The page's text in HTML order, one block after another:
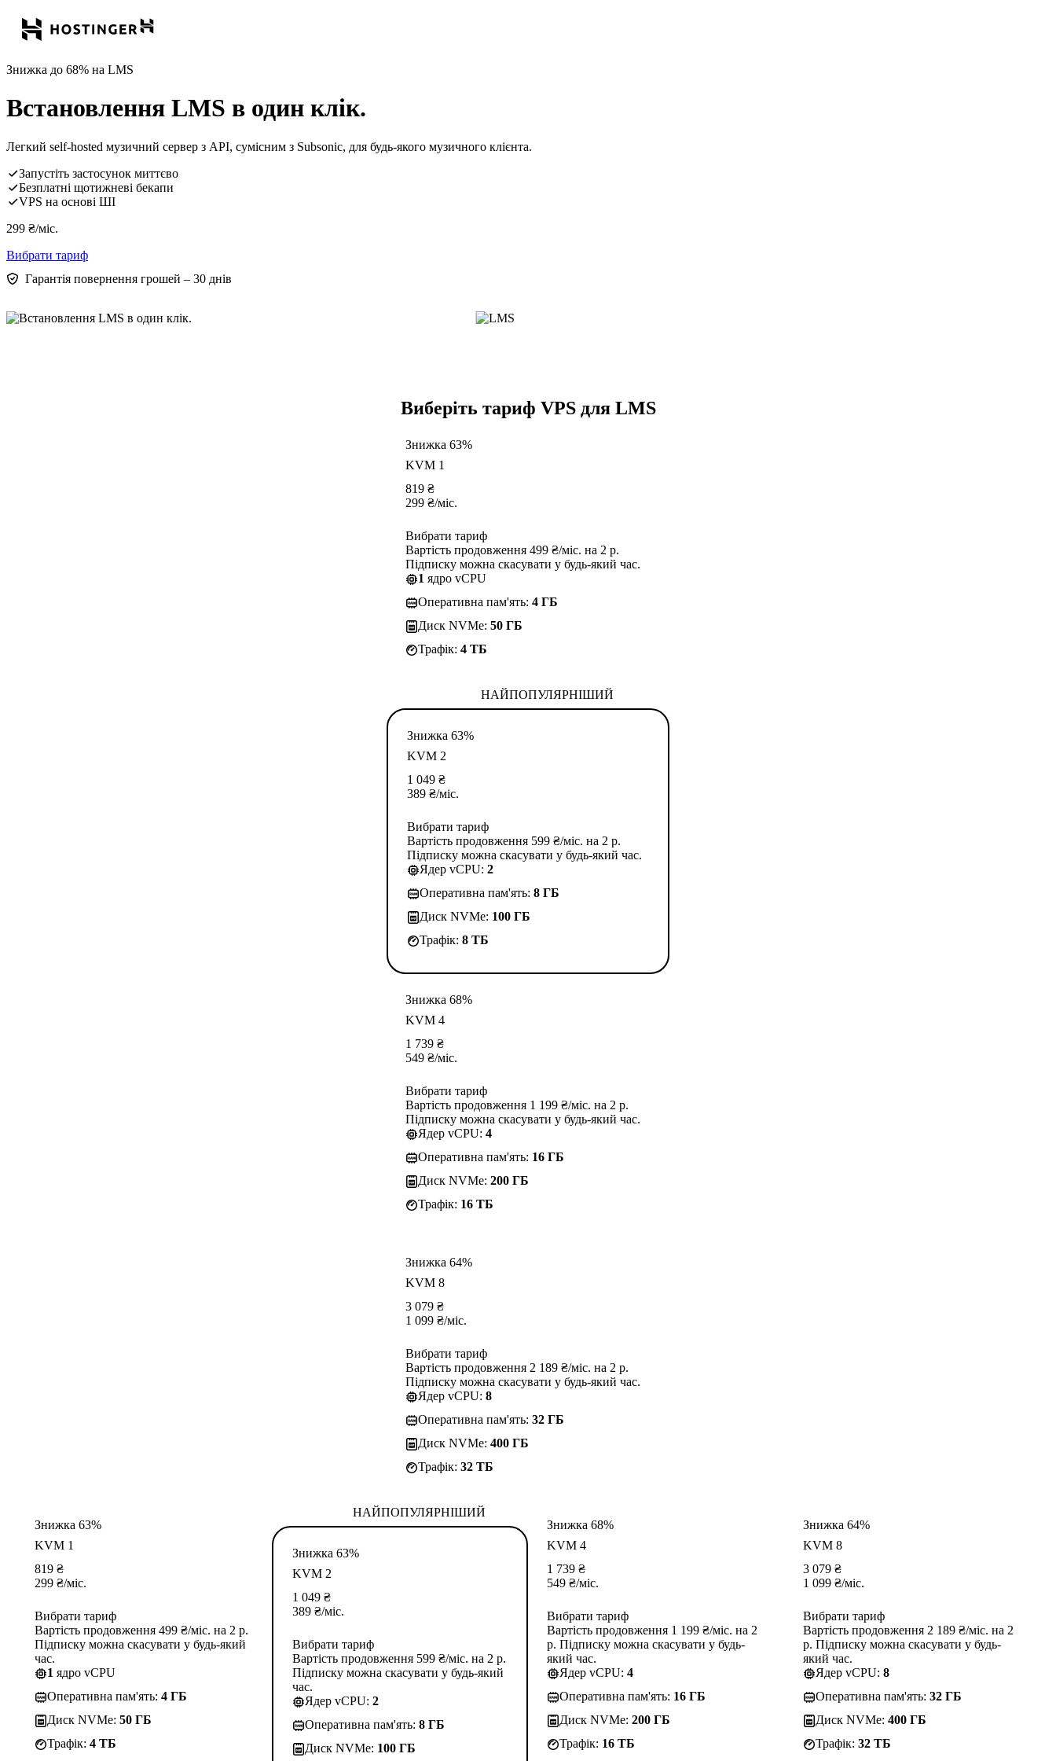
Знижка до 68% на LMS
Встановлення LMS в один клік.
Легкий self-hosted музичний сервер з API, сумісним з Subsonic, для будь-якого музичного клієнта.
Запустіть застосунок миттєво
Безплатні щотижневі бекапи
VPS на основі ШІ
299 ₴/міс.
Вибрати тариф
Гарантія повернення грошей – 30 днів
Виберіть тариф VPS для LMS
Знижка 63%
KVM 1
819 ₴
299 ₴/міс.
Вибрати тариф
Вартість продовження 499 ₴/міс. на 2 р.
Підписку можна скасувати у будь-який час.
1 ядро vCPU
Оперативна пам'ять: 4 ГБ
Диск NVMe: 50 ГБ
Трафік: 4 TБ
НАЙПОПУЛЯРНІШИЙ
Знижка 63%
KVM 2
1 049 ₴
389 ₴/міс.
Вибрати тариф
Вартість продовження 599 ₴/міс. на 2 р.
Підписку можна скасувати у будь-який час.
Ядер vCPU: 2
Оперативна пам'ять: 8 ГБ
Диск NVMe: 100 ГБ
Трафік: 8 TБ
Знижка 68%
KVM 4
1 739 ₴
549 ₴/міс.
Вибрати тариф
Вартість продовження 1 199 ₴/міс. на 2 р.
Підписку можна скасувати у будь-який час.
Ядер vCPU: 4
Оперативна пам'ять: 16 ГБ
Диск NVMe: 200 ГБ
Трафік: 16 TБ
Знижка 64%
KVM 8
3 079 ₴
1 099 ₴/міс.
Вибрати тариф
Вартість продовження 2 189 ₴/міс. на 2 р.
Підписку можна скасувати у будь-який час.
Ядер vCPU: 8
Оперативна пам'ять: 32 ГБ
Диск NVMe: 400 ГБ
Трафік: 32 TБ
Знижка 63%
KVM 1
819 ₴
299 ₴/міс.
Вибрати тариф
Вартість продовження 499 ₴/міс. на 2 р.
Підписку можна скасувати у будь-який
час.
1 ядро vCPU
Оперативна пам'ять: 4 ГБ
Диск NVMe: 50 ГБ
Трафік: 4 TБ
НАЙПОПУЛЯРНІШИЙ
Знижка 63%
KVM 2
1 049 ₴
389 ₴/міс.
Вибрати тариф
Вартість продовження 599 ₴/міс. на 2 р.
Підписку можна скасувати у будь-який
час.
Ядер vCPU: 2
Оперативна пам'ять: 8 ГБ
Диск NVMe: 100 ГБ
Знижка 68%
KVM 4
1 739 ₴
549 ₴/міс.
Вибрати тариф
Вартість продовження 1 199 ₴/міс. на 2
р. Підписку можна скасувати у будь-
який час.
Ядер vCPU: 4
Оперативна пам'ять: 16 ГБ
Диск NVMe: 200 ГБ
Трафік: 16 TБ
Знижка 64%
KVM 8
3 079 ₴
1 099 ₴/міс.
Вибрати тариф
Вартість продовження 2 189 ₴/міс. на 2
р. Підписку можна скасувати у будь-
який час.
Ядер vCPU: 8
Оперативна пам'ять: 32 ГБ
Диск NVMe: 400 ГБ
Трафік: 32 TБ